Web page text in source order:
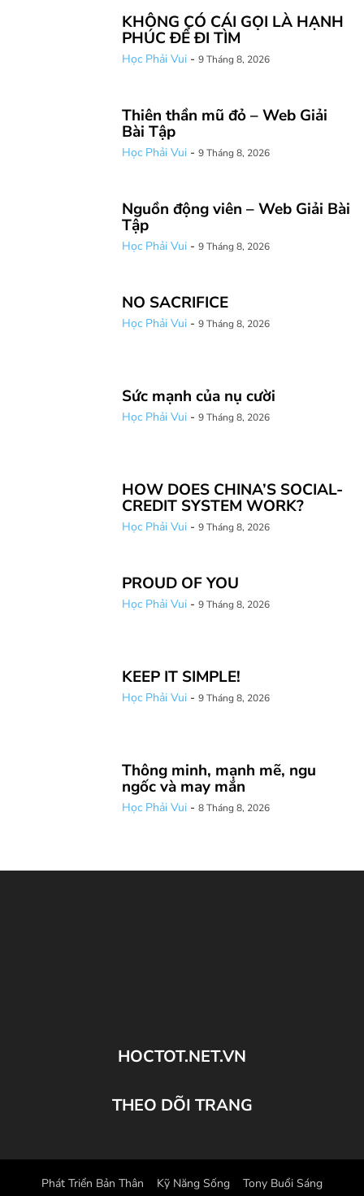
KHÔNG CÓ CÁI GỌI LÀ HẠNH
PHÚC ĐỂ ĐI TÌM
Học Phải Vui - 9 Tháng 8, 2026
Thiên thần mũ đỏ – Web Giải
Bài Tập
Học Phải Vui - 9 Tháng 8, 2026
Nguồn động viên – Web Giải Bài
Tập
Học Phải Vui - 9 Tháng 8, 2026
NO SACRIFICE
Học Phải Vui - 9 Tháng 8, 2026
Sức mạnh của nụ cười
Học Phải Vui - 9 Tháng 8, 2026
HOW DOES CHINA’S SOCIAL-
CREDIT SYSTEM WORK?
Học Phải Vui - 9 Tháng 8, 2026
PROUD OF YOU
Học Phải Vui - 9 Tháng 8, 2026
KEEP IT SIMPLE!
Học Phải Vui - 9 Tháng 8, 2026
Thông minh, mạnh mẽ, ngu
ngốc và may mắn
Học Phải Vui - 8 Tháng 8, 2026
HOCTOT.NET.VN
THEO DÕI TRANG
Phát Triển Bản Thân Kỹ Năng Sống Tony Buổi Sáng